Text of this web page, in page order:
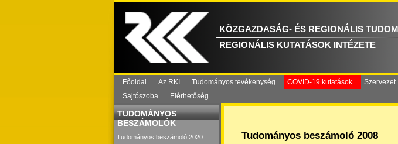
KÖZGAZDASÁG- ÉS REGIONÁLIS
REGIONÁLIS KUTATÁSOK INTÉZETE
Főoldal Az RKI Tudományos tevékenység COVID-19 kutatások Szervezet
Sajtószoba
Elérhetőség
TUDOMÁNYOS
BESZÁMOLÓK
Tudományos beszámoló 2020
Tudományos beszámoló 2008